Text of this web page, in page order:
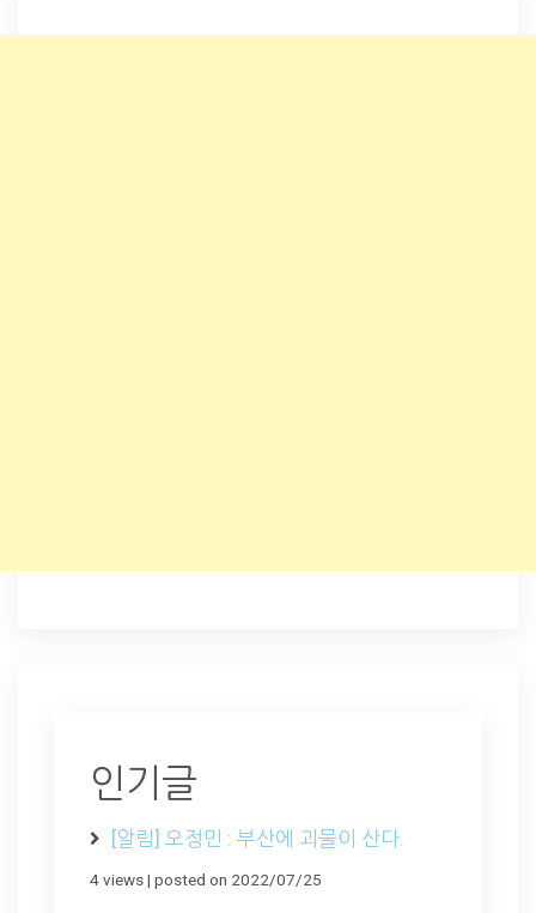
인기글
[알림] 오정민 : 부산에 괴물이 산다.
4 views| posted on 2022/07/25